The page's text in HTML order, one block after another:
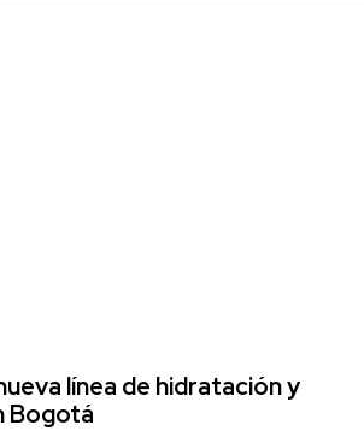
línea de hidratación y
Bogotá